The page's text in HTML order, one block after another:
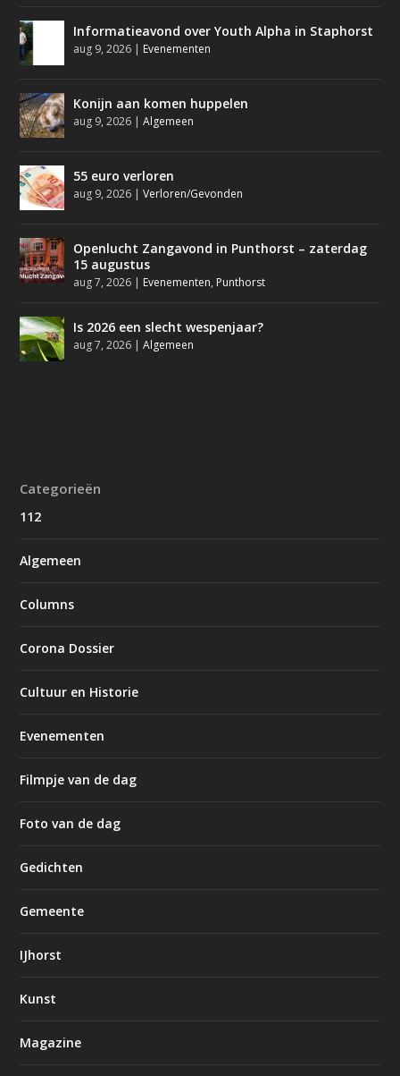
Informatieavond over Youth Alpha in Staphorst
aug 9, 2026 | Evenementen
Konijn aan komen huppelen
aug 9, 2026 |Algemeen
55 euro verloren
aug 9, 2026 |Verloren/Gevonden
Openlucht Zangavond in Punthorst – zaterdag
15 augustus
aug 7, 2026 | Evenementen, Punthorst
Is 2026 een slecht wespenjaar?
aug 7, 2026 |Algemeen
Categorieën
112
Algemeen
Columns
Corona Dossier
Cultuur en Historie
Evenementen
Filmpje van de dag
Foto van de dag
Gedichten
Gemeente
IJhorst
Kunst
Magazine